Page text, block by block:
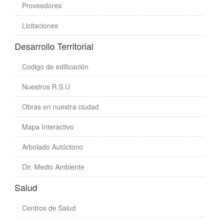
Proveedores
Licitaciones
Desarrollo Territorial
Codigo de edificación
Nuestros R.S.U
Obras en nuestra ciudad
Mapa Interactivo
Arbolado Autóctono
Dir. Medio Ambiente
Salud
Centros de Salud